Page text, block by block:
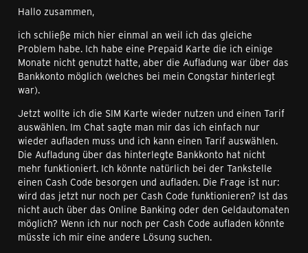
Hallo zusammen,
ich schließe mich hier einmal an weil ich das gleiche
Problem habe. Ich habe eine Prepaid Karte die ich einige
Monate nicht genutzt hatte, aber die Aufladung war über das
Bankkonto möglich (welches bei mein Congstar hinterlegt
war).
Jetzt wollte ich die SIM Karte wieder nutzen und einen Tarif
auswählen. Im Chat sagte man mir das ich einfach nur
wieder aufladen muss und ich kann einen Tarif auswählen.
Die Aufladung über das hinterlegte Bankkonto hat nicht
mehr funktioniert. Ich könnte natürlich bei der Tankstelle
einen Cash Code besorgen und aufladen. Die Frage ist nur:
wird das jetzt nur noch per Cash Code funktionieren? Ist das
nicht auch über das Online Banking oder den Geldautomaten
möglich? Wenn ich nur noch per Cash Code aufladen könnte
müsste ich mir eine andere Lösung suchen.